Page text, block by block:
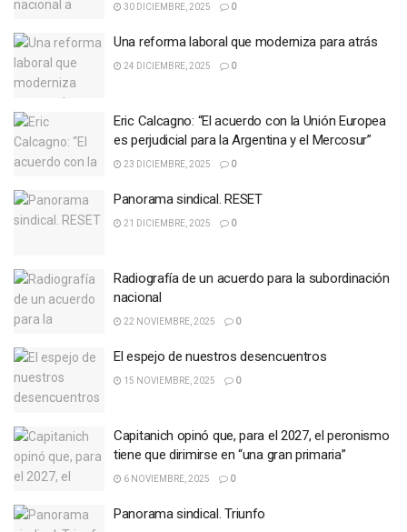
30 DICIEMBRE, 2025 0
Una reforma laboral que moderniza para atrás
24 DICIEMBRE, 2025 0
Eric Calcagno: “El acuerdo con la Unión Europea
es perjudicial para la Argentina y el Mercosur”
23 DICIEMBRE, 2025 0
Panorama sindical. RESET
21 DICIEMBRE, 2025 0
Radiografía de un acuerdo para la subordinación
nacional
22 NOVIEMBRE, 2025 0
El espejo de nuestros desencuentros
15 NOVIEMBRE, 2025 0
Capitanich opinó que, para el 2027, el peronismo
tiene que dirimirse en “una gran primaria”
6 NOVIEMBRE, 2025 0
Panorama sindical. Triunfo